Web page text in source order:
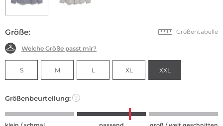
Größe: Größentabelle
Welche Größe passt mir?
S M L XL XXL
Größenbeurteilung: ?